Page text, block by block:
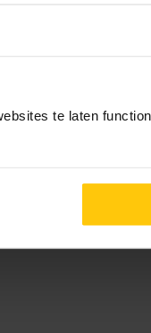
te laten